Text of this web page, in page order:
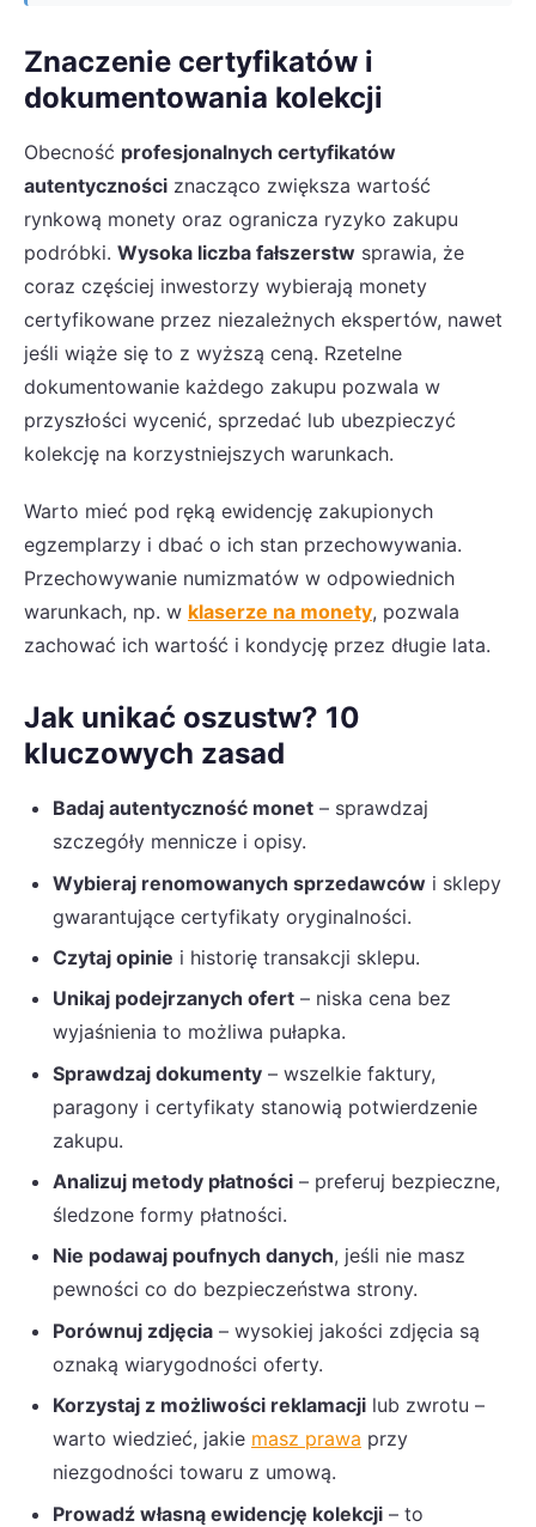
Znaczenie certyfikatów i
dokumentowania kolekcji
Obecność profesjonalnych certyfikatów
autentyczności znacząco zwiększa wartość
rynkową monety oraz ogranicza ryzyko zakupu
podróbki. Wysoka liczba fałszerstw sprawia, że
coraz częściej inwestorzy wybierają monety
certyfikowane przez niezależnych ekspertów, nawet
jeśli wiąże się to z wyższą ceną. Rzetelne
dokumentowanie każdego zakupu pozwala w
przyszłości wycenić, sprzedać lub ubezpieczyć
kolekcję na korzystniejszych warunkach.
Warto mieć pod ręką ewidencję zakupionych
egzemplarzy i dbać o ich stan przechowywania.
Przechowywanie numizmatów w odpowiednich
warunkach, np. w klaserze na monety, pozwala
zachować ich wartość i kondycję przez długie lata.
Jak unikać oszustw? 10
kluczowych zasad
Badaj autentyczność monet – sprawdzaj
szczegóły mennicze i opisy.
Wybieraj renomowanych sprzedawców i sklepy
gwarantujące certyfikaty oryginalności.
Czytaj opinie i historię transakcji sklepu.
Unikaj podejrzanych ofert – niska cena bez
wyjaśnienia to możliwa pułapka.
Sprawdzaj dokumenty – wszelkie faktury,
paragony i certyfikaty stanowią potwierdzenie
zakupu.
Analizuj metody płatności – preferuj bezpieczne,
śledzone formy płatności.
Nie podawaj poufnych danych, jeśli nie masz
pewności co do bezpieczeństwa strony.
Porównuj zdjęcia – wysokiej jakości zdjęcia są
oznaką wiarygodności oferty.
Korzystaj z możliwości reklamacji lub zwrotu –
warto wiedzieć, jakie masz prawa przy
niezgodności towaru z umową.
Prowadź własną ewidencję kolekcji – to